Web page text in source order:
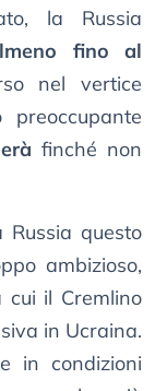
la Russia
fino al
nel vertice
finché non
Russia questo
ambizioso,
cui il Cremlino
in Ucraina.
in condizioni